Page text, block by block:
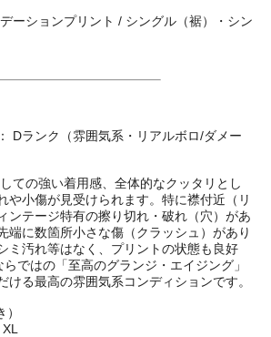
ーションプリント / シングル（裾）・シン
Dランク（雰囲気系・リアルボロ/ダメー
ての強い着用感、全体的なクッタリとし
や小傷が見受けられます。特に襟付近（リ
ンテージ特有の擦り切れ・破れ（穴）があ
端に数箇所小さな傷（クラッシュ）があり
ミ汚れ等はなく、プリントの状態も良好
ではの「至高のグランジ・エイジング」
ける最高の雰囲気系コンディションです。